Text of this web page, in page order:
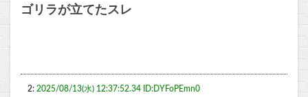
ゴリラが立てたスレ
2: 2025/08/13(水) 12:37:52.34 ID:DYFoPEmn0